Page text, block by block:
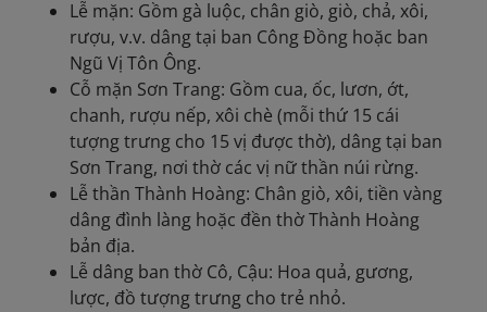
Lễ mặn: Gồm gà luộc, chân giò, giò, chả, xôi,
rượu, v.v. dâng tại ban Công Đồng hoặc ban
Ngũ Vị Tôn Ông.
Cỗ mặn Sơn Trang: Gồm cua, ốc, lươn, ớt,
chanh, rượu nếp, xôi chè (mỗi thứ 15 cái
tượng trưng cho 15 vị được thờ), dâng tại ban
Sơn Trang, nơi thờ các vị nữ thần núi rừng.
Lễ thần Thành Hoàng: Chân giò, xôi, tiền vàng
dâng đình làng hoặc đền thờ Thành Hoàng
bản địa.
Lễ dâng ban thờ Cô, Cậu: Hoa quả, gương,
lược, đồ tượng trưng cho trẻ nhỏ.